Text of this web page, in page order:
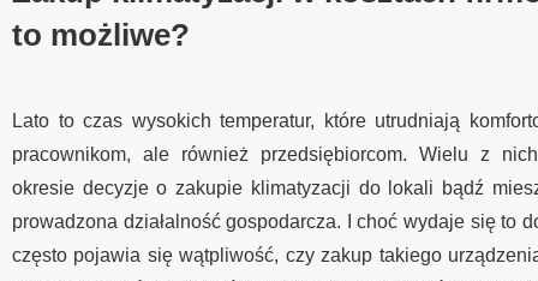
to możliwe?
Lato to czas wysokich temperatur, które utrudniają
pracownikom, ale również przedsiębiorcom. Wielu z
okresie decyzje o zakupie klimatyzacji do lokali bądź
prowadzona działalność gospodarcza. I choć wydaje się to
często pojawia się wątpliwość, czy zakup takiego